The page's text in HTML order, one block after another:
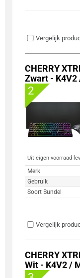
Vergelijk
CHERRY
Zwart - K4V2
2
Uit eigen voorraad
Merk
Gebruik
Soort Bundel
Vergelijk
CHERRY
Wit - K4V2 /